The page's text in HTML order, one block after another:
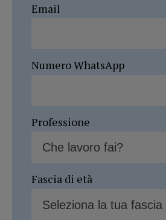
Email
Numero WhatsApp
Professione
Fascia di età